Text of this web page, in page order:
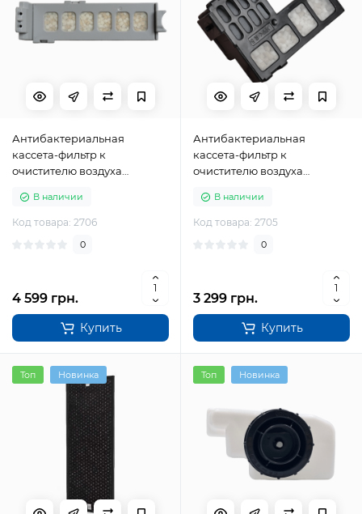
Антибактериальная
касcета-фильтр к
очистителю воздуха
В наличии
Код товара: 2706
0
4 599 грн.
Купить
Антибактериальная
касcета-фильтр к
очистителю воздуха
В наличии
Код товара: 2705
0
3 299 грн.
Купить
Топ Новинка Топ Новинка